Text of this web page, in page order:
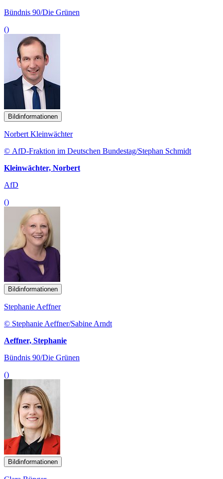
Bündnis 90/Die Grünen
()
Bildinformationen
Norbert Kleinwächter
© AfD-Fraktion im Deutschen Bundestag/Stephan Schmidt
Kleinwächter, Norbert
AfD
()
Bildinformationen
Stephanie Aeffner
© Stephanie Aeffner/Sabine Arndt
Aeffner, Stephanie
Bündnis 90/Die Grünen
()
Bildinformationen